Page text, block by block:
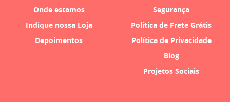
Onde estamos
Indique nossa Loja
Depoimentos
Segurança
Politica de Frete Grátis
Política de Privacidade
Blog
Projetos Sociais